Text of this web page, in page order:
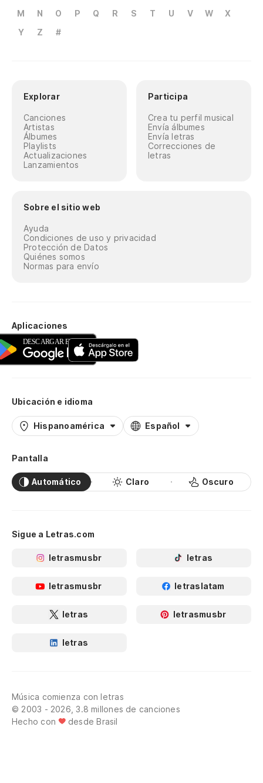
M
N O P Q R S T U V W
X
Y
Z #
Explorar
Canciones
Artistas
Álbumes
Playlists
Actualizaciones
Lanzamientos
Participa
Crea tu perfil musical
Envía álbumes
Envía letras
Correcciones de
letras
Sobre el sitio web
Ayuda
Condiciones de uso y privacidad
Protección de Datos
Quiénes somos
Normas para envío
Aplicaciones
Ubicación e idioma
Hispanoamérica Español
Pantalla
Automático Claro Oscuro
Sigue a Letras.com
letrasmusbr letras
letrasmusbr letraslatam
letras letrasmusbr
letras
Música comienza con letras
© 2003 - 2026, 3.8 millones de canciones
Hecho con
desde Brasil